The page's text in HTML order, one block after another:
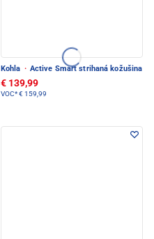
Kohla · Active Smart strihaná kožušina
€ 139,99
VOC*€ 159,99